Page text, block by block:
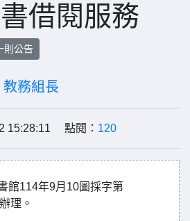
借閱服務
則公告
教務組長
15:28:11 點閱： 120
館114年9月10圖採字第
理。